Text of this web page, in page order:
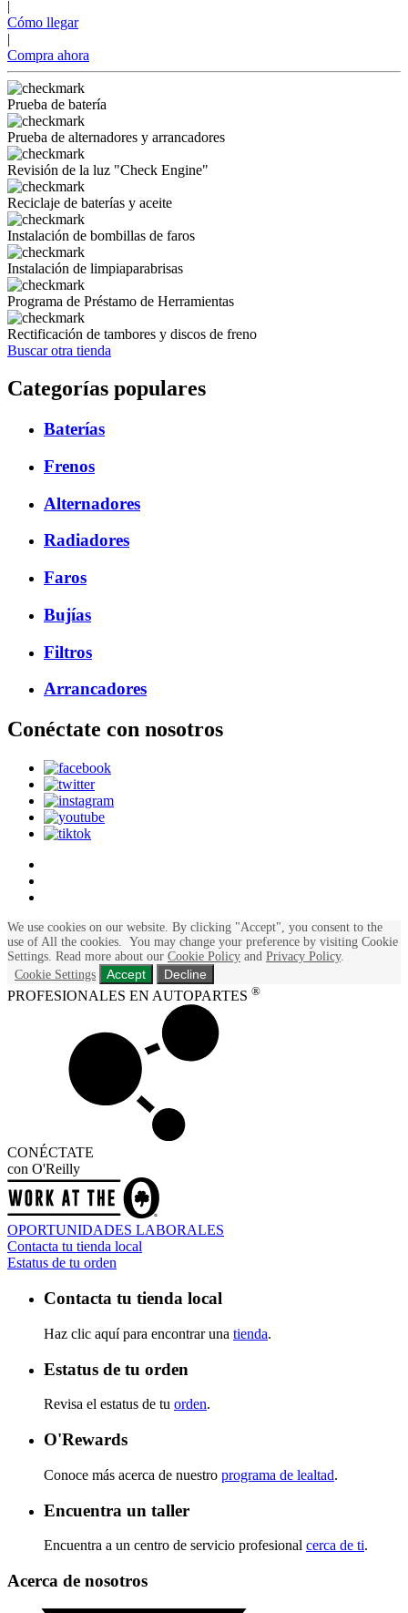
|
Cómo llegar
|
Compra ahora
Prueba de batería
Prueba de alternadores y arrancadores
Revisión de la luz "Check Engine"
Reciclaje de baterías y aceite
Instalación de bombillas de faros
Instalación de limpiaparabrisas
Programa de Préstamo de Herramientas
Rectificación de tambores y discos de freno
Buscar otra tienda
Categorías populares
Baterías
Frenos
Alternadores
Radiadores
Faros
Bujías
Filtros
Arrancadores
Conéctate con nosotros
We use cookies on our website. By clicking "Accept", you consent to the
use of All the cookies. You may change your preference by visiting Cookie
Settings. Read more about our Cookie Policy and Privacy Policy.
Cookie Settings
Accept Decline
PROFESIONALES EN AUTOPARTES ®
CONÉCTATE
con O'Reilly
OPORTUNIDADES LABORALES
Contacta tu tienda local
Estatus de tu orden
Contacta tu tienda local
Haz clic aquí para encontrar una tienda.
Estatus de tu orden
Revisa el estatus de tu orden.
O'Rewards
Conoce más acerca de nuestro programa de lealtad.
Encuentra un taller
Encuentra a un centro de servicio profesional cerca de ti.
Acerca de nosotros